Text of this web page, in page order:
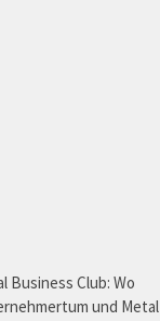
Business Club: Wo
und Metal